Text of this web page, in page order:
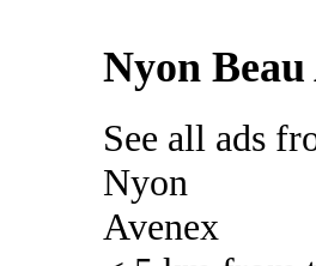
Nyon
See all ads
Nyon
Avenex